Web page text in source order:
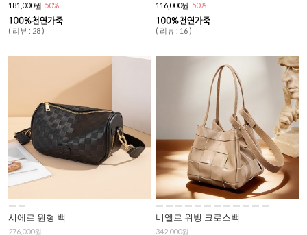
181,000원 50%
( 리뷰 : 28 )
116,000원 50%
( 리뷰 : 16 )
시에르 원형 백
276,000원
비엘르 위빙 크로스백
342,000원